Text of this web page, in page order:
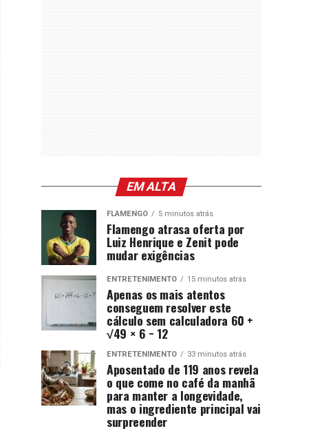
EM ALTA
FLAMENGO 5 minutos atrás
Flamengo atrasa oferta por
Luiz Henrique e Zenit pode
mudar exigências
ENTRETENIMENTO 15 minutos atrás
Apenas os mais atentos
conseguem resolver este
cálculo sem calculadora 60 +
√49 × 6 − 12
ENTRETENIMENTO 33 minutos atrás
Aposentado de 119 anos revela
o que come no café da manhã
para manter a longevidade,
mas o ingrediente principal vai
surpreender